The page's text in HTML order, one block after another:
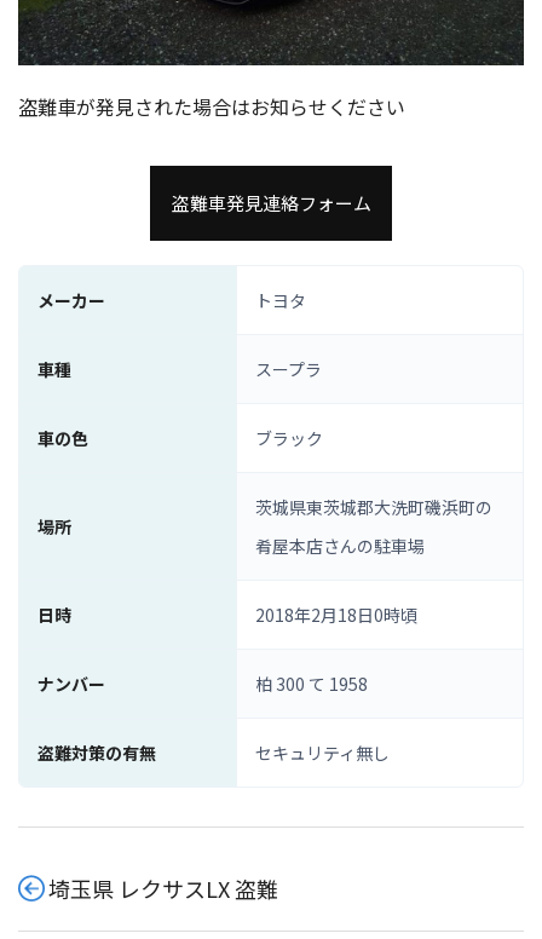
盗難車が発見された場合はお知らせください
盗難車発見連絡フォーム
メーカー トヨタ
車種 スープラ
車の色 ブラック
場所
茨城県東茨城郡大洗町磯浜町の
肴屋本店さんの駐車場
日時 2018年2月18日0時頃
ナンバー 柏 300 て 1958
盗難対策の有無 セキュリティ無し
埼玉県 レクサスLX 盗難